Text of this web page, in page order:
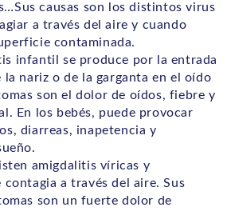
causas son los distintos virus
a través del aire y cuando
contaminada.
infantil se produce por la entrada
la nariz o de la garganta en el oído
son el dolor de oídos, fiebre y
En los bebés, puede provocar
diarreas, inapetencia y
amigdalitis víricas y
contagia a través del aire. Sus
son un fuerte dolor de